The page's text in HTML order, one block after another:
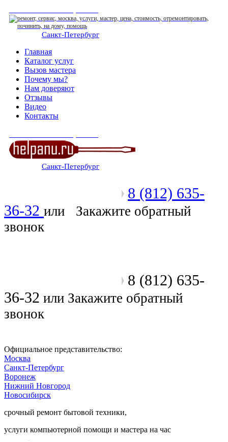
Санкт-Петербург
Главная
Каталог услуг
Вызов мастера
Почему мы?
Нам доверяют
Отзывы
Видео
Контакты
Санкт-Петербург
8 (812) 635-
36-32 или
Закажите обратный
звонок
8 (812) 635-
36-32 или Закажите обратный
звонок
Официальное представительство:
Москва
Санкт-Петербург
Воронеж
Нижний Новгород
Новосибирск
срочный ремонт бытовой техники,
услуги компьютерной помощи и мастера на час